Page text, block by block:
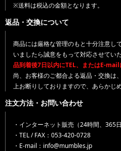
※送料は税込の金額となります。
返品・交換について
商品には厳格な管理のもと十分注意し
いましたら誠意をもって対応させてい
品到着後7日以内にTEL、またはE-mail
尚、お客様のご都合よる返品・交換は
上お断りしておりますので、あらかじ
注文方法・お問い合わせ
・インターネット販売（24時間、365日
・TEL / FAX：053-420-0728
・E-mail：info@mumbles.jp